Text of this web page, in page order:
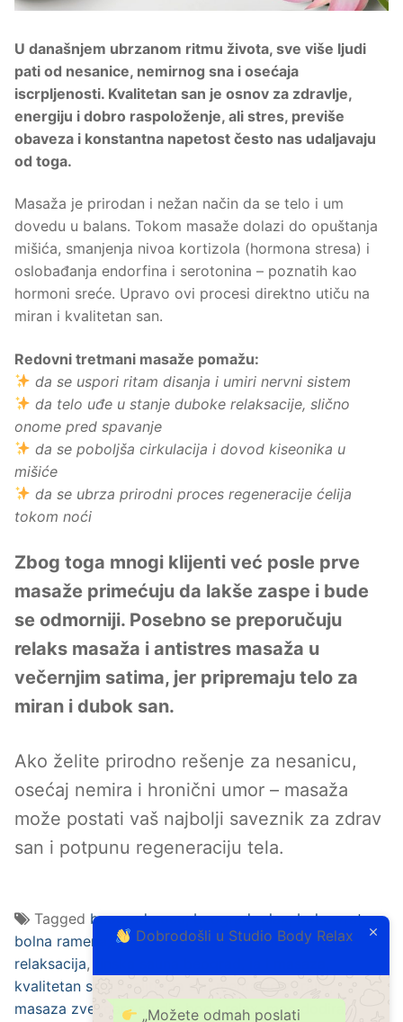
U današnjem ubrzanom ritmu života, sve više ljudi
pati od nesanice, nemirnog sna i osećaja
iscrpljenosti. Kvalitetan san je osnov za zdravlje,
energiju i dobro raspoloženje, ali stres, previše
obaveza i konstantna napetost često nas udaljavaju
od toga.
Masaža je prirodan i nežan način da se telo i um
dovedu u balans. Tokom masaže dolazi do opuštanja
mišića, smanjenja nivoa kortizola (hormona stresa) i
oslobađanja endorfina i serotonina – poznatih kao
hormoni sreće. Upravo ovi procesi direktno utiču na
miran i kvalitetan san.
Redovni tretmani masaže pomažu:
da se uspori ritam disanja i umiri nervni sistem
da telo uđe u stanje duboke relaksacije, slično
onome pred spavanje
da se poboljša cirkulacija i dovod kiseonika u
mišiće
da se ubrza prirodni proces regeneracije ćelija
tokom noći
Zbog toga mnogi klijenti već posle prve
masaže primećuju da lakše zaspe i bude
se odmorniji. Posebno se preporučuju
relaks masaža i antistres masaža u
večernjim satima, jer pripremaju telo za
miran i dubok san.
Ako želite prirodno rešenje za nesanicu,
osećaj nemira i hronični umor – masaža
može postati vaš najbolji saveznik za zdrav
san i potpunu regeneraciju tela.
Tagged beograd nocu,beograd relax,bol u vratu,
bolna ramena
briga o sebi spa tretmani,duboka
relaksacija,
kvalitetan san
masaza zvezdara studio body relax, moc dodira
Dobrodošli u Studio Body Relax
„Možete odmah poslati